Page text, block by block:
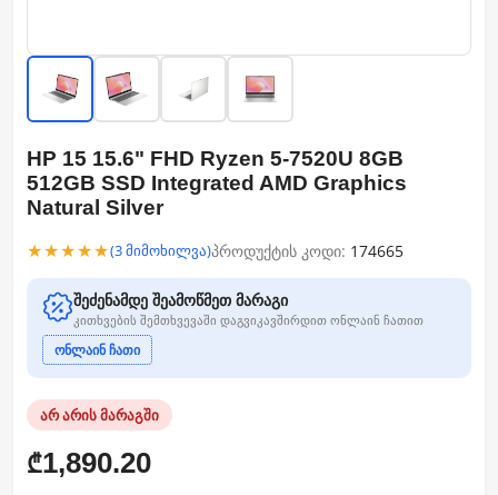
HP 15 15.6" FHD Ryzen 5-7520U 8GB
512GB SSD Integrated AMD Graphics
Natural Silver
★★★★★(3 მიმოხილვა)პროდუქტის კოდი: 174665
შეძენამდე შეამოწმეთ მარაგი
კითხვების შემთხვევაში დაგვიკავშირდით ონლაინ ჩათით
ონლაინ ჩათი
არ არის მარაგში
₾1,890.20